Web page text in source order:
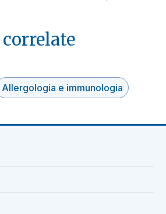
Allergologia e immunologia